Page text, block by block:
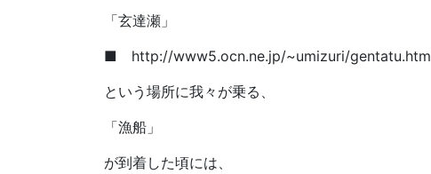
「玄達瀬」
■ http://www5.ocn.ne.jp/~umizuri/gentatu.htm
という場所に我々が乗る、
「漁船」
が到着した頃には、